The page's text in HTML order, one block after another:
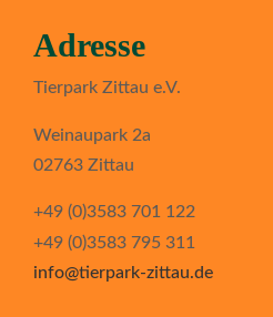
Adresse
Tierpark Zittau e.V.
Weinaupark 2a
02763 Zittau
+49 (0)3583 701 122
+49 (0)3583 795 311
info@tierpark-zittau.de